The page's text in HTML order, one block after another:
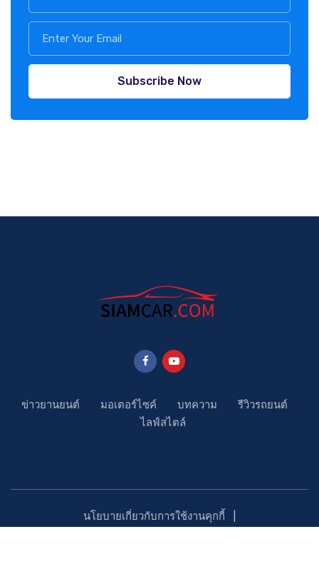
Subscribe Now
ข่าวยานยนต์ มอเตอร์ไซค์ บทความ
รีวิวรถยนต์
ไลฟ์สไตล์
นโยบายเกี่ยวกับการใช้งานคุกกี้